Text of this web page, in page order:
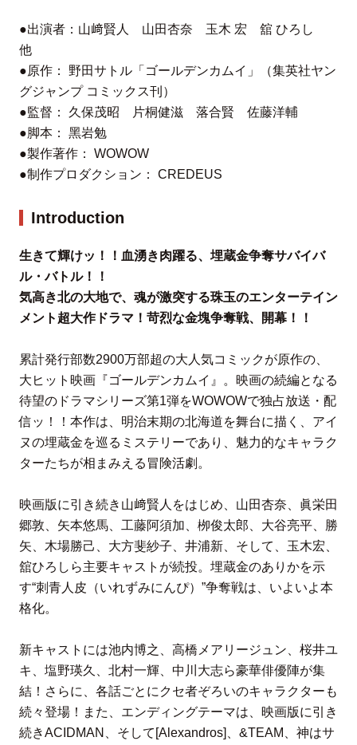
●出演者：⼭﨑賢⼈ ⼭⽥杏奈 ⽟⽊ 宏 舘 ひろし
他
●原作： 野⽥サトル「ゴールデンカムイ」（集英社ヤン
グジャンプ コミックス刊）
●監督： 久保茂昭 ⽚桐健滋 落合賢 佐藤洋輔
●脚本： ⿊岩勉
●製作著作： WOWOW
●制作プロダクション： CREDEUS
Introduction
⽣きて輝けッ！！⾎湧き⾁躍る、埋蔵⾦争奪サバイバ
ル・バトル！！
気⾼き北の⼤地で、魂が激突する珠⽟のエンターテイン
メント超⼤作ドラマ！苛烈な⾦塊争奪戦、開幕！！
累計発⾏部数2900万部超の⼤⼈気コミックが原作の、
⼤ヒット映画『ゴールデンカムイ』。映画の続編となる
待望のドラマシリーズ第1弾をWOWOWで独占放送・配
信ッ！！本作は、明治末期の北海道を舞台に描く、アイ
ヌの埋蔵⾦を巡るミステリーであり、魅⼒的なキャラク
ターたちが相まみえる冒険活劇。
映画版に引き続き⼭﨑賢⼈をはじめ、⼭⽥杏奈、眞栄⽥
郷敦、⽮本悠⾺、⼯藤阿須加、栁俊太郎、⼤⾕亮平、勝
⽮、⽊場勝⼰、⼤⽅斐紗⼦、井浦新、そして、⽟⽊宏、
舘ひろしら主要キャストが続投。埋蔵⾦のありかを⽰
す“刺⻘⼈⽪（いれずみにんぴ）”争奪戦は、いよいよ本
格化。
新キャストには池内博之、⾼橋メアリージュン、桜井ユ
キ、塩野瑛久、北村⼀輝、中川⼤志ら豪華俳優陣が集
結！さらに、各話ごとにクセ者ぞろいのキャラクターも
続々登場！また、エンディングテーマは、映画版に引き
続きACIDMAN、そして[Alexandros]、&TEAM、神はサ